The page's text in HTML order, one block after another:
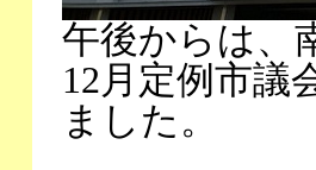
午後からは、
12月定例市議
ました。